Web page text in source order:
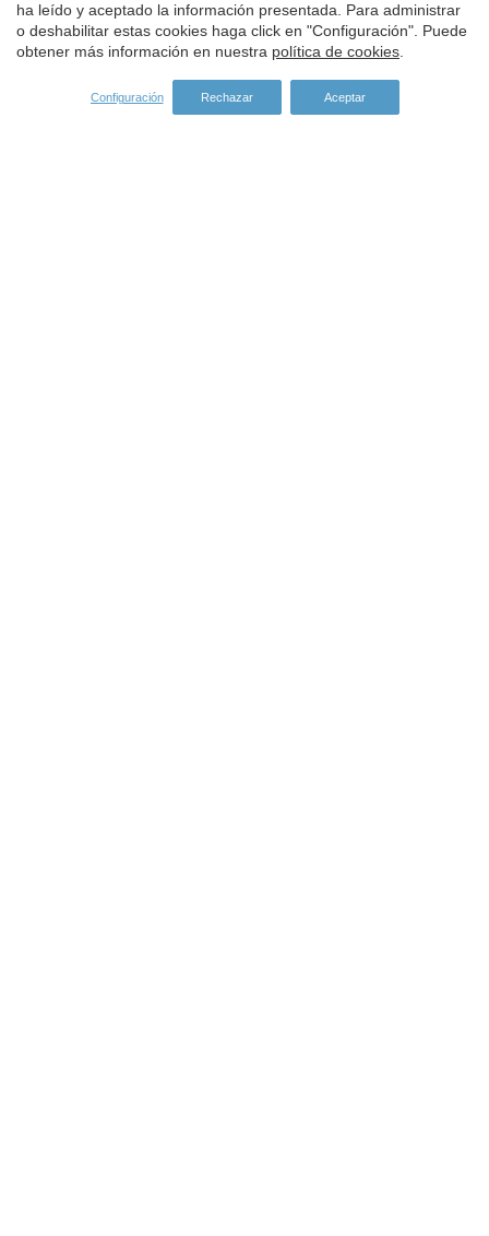
ha leído y aceptado la información presentada. Para administrar
o deshabilitar estas cookies haga click en "Configuración". Puede
obtener más información en nuestra política de cookies.
Configuración Rechazar Aceptar